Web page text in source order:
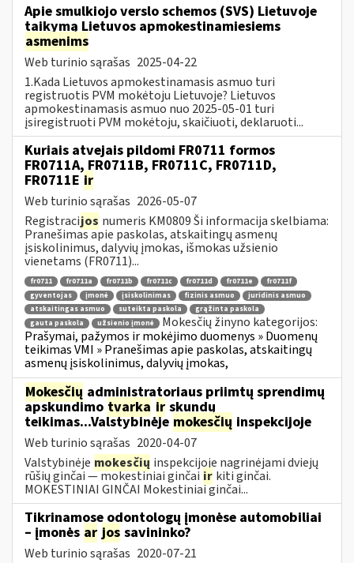
Apie smulkiojo verslo schemos (SVS) Lietuvoje
taikymą Lietuvos apmokestinamiesiems
asmenims
Web turinio sąrašas 2025-04-22
1.Kada Lietuvos apmokestinamasis asmuo turi
registruotis PVM mokėtoju Lietuvoje? Lietuvos
apmokestinamasis asmuo nuo 2025-05-01 turi
įsiregistruoti PVM mokėtoju, skaičiuoti, deklaruoti...
Kuriais atvejais pildomi FR0711 formos
FR0711A, FR0711B, FR0711C, FR0711D,
FR0711E ir
Web turinio sąrašas 2026-05-07
Registracijos numeris KM0809 Ši informacija skelbiama:
Pranešimas apie paskolas, atskaitingų asmenų
įsiskolinimus, dalyvių įmokas, išmokas užsienio
vienetams (FR0711)...
fr0711 fr0711a fr0711b fr0711c fr0711d fr0711e
fr0711f
gyventojas
įmonė įsiskolinimas fizinis asmuo
juridinis asmuo
atskaitingas asmuo
suteikta paskola
grąžinta paskola
gauta paskola
užsienio įmonė
Mokesčių žinyno kategorijos:
Prašymai, pažymos ir mokėjimo duomenys » Duomenų
teikimas VMI » Pranešimas apie paskolas, atskaitingų
asmenų įsiskolinimus, dalyvių įmokas,
Mokesčių administratoriaus priimtų sprendimų
apskundimo tvarka ir skundų
teikimas...Valstybinėje mokesčių inspekcijoje
Web turinio sąrašas 2020-04-07
Valstybinėje mokesčių inspekcijoje nagrinėjami dviejų
rūšių ginčai — mokestiniai ginčai ir kiti ginčai.
MOKESTINIAI GINČAI Mokestiniai ginčai...
Tikrinamose odontologų įmonėse automobiliai
– įmonės ar jos savininko?
Web turinio sąrašas 2020-07-21